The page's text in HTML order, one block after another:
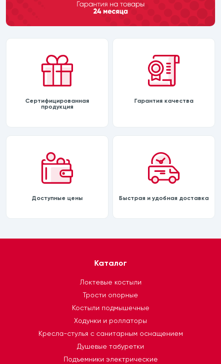
Сертифицированная
продукция
Гарантия качества
Доступные цены Быстрая и удобная доставка
Каталог
Локтевые костыли
Трости опорные
Костыли подмышечные
Ходунки и роллаторы
Кресла-стулья с санитарным оснащением
Душевые табуретки
Подъемники электрические